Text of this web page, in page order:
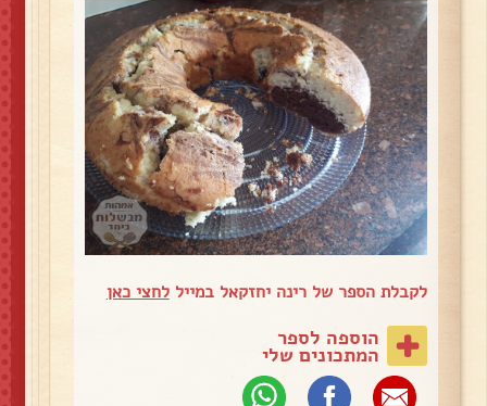
לקבלת הספר של רינה יחזקאל במייללחצי כאן
הוספה לספר
המתכונים שלי